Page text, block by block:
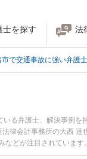
士を探す 法
市で交通事故に強い弁護士
る弁護士、解決事例を
会計事務所の大西 達
どが注目されていま
い』『初回相談無料で